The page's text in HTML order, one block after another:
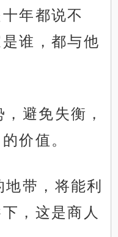
年都说不
谁，都与他
避免失衡，
价值。
带，将能利
，这是商人